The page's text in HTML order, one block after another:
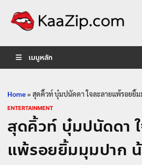
เมนูหลัก
Home»สุดคิ้วท์ บุ๋มปนัดดา ใจละลายแพ้รอยยิ้
ENTERTAINMENT
สุดคิ้วท์ บุ๋มปนัดดา ใ
แพ้รอยยิ้มมุมปาก